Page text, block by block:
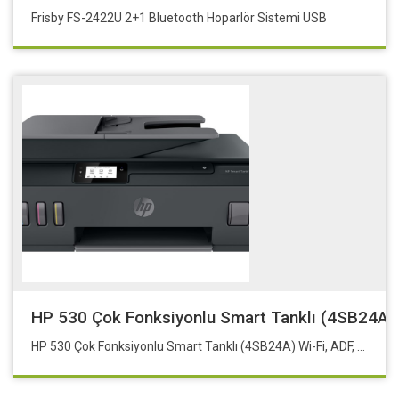
Frisby FS-2422U 2+1 Bluetooth Hoparlör Sistemi USB
HP 530 Çok Fonksiyonlu Smart Tanklı